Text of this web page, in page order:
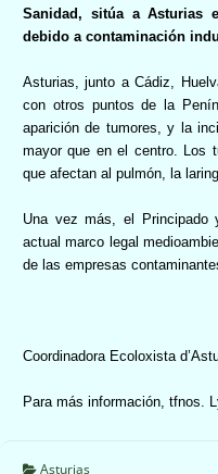
Sanidad, sitúa a Asturias
debido a contaminación
Asturias, junto a Cádiz,
con otros puntos de la
aparición de tumores, y la
mayor que en el centro. Los
que afectan al pulmón, la
Una vez más, el Principado
actual marco legal
de las empresas
Coordinadora Ecoloxista
Para más información, tfnos.
Asturias